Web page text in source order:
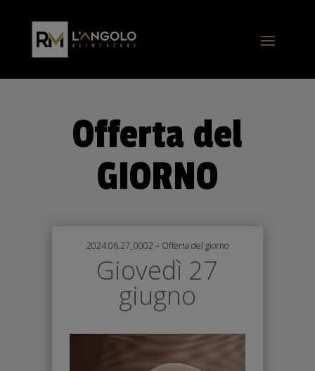
Offerta del
GIORNO
2024.06.27_0002 – Offerta del giorno
Giovedì 27
giugno